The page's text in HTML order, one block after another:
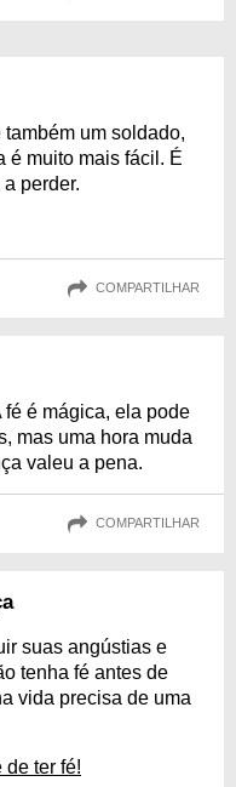
um soldado,
é muito mais fácil. É
perder.
COMPARTILHAR
fé é mágica, ela pode
mas uma hora muda
valeu a pena.
COMPARTILHAR
suas angústias e
tenha fé antes de
vida precisa de uma
de ter fé!